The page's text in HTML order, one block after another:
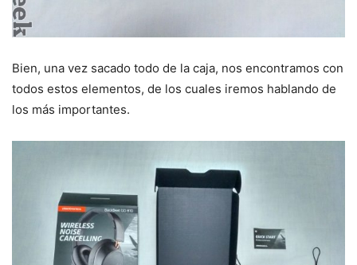
Bien, una vez sacado todo de la caja, nos encontramos con
todos estos elementos, de los cuales iremos hablando de
los más importantes.